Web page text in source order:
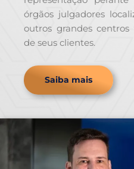
órgãos julgadores
outros grandes
de seus clientes.
Saiba mais